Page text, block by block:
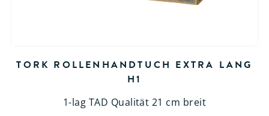
TORK ROLLENHANDTUCH EXTRA LANG
H1
1-lag TAD Qualität 21 cm breit